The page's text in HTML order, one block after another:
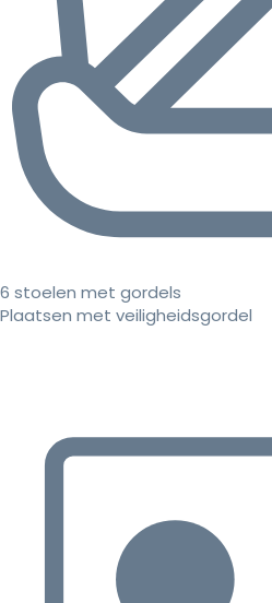
6 stoelen met gordels
Plaatsen met veiligheidsgordel